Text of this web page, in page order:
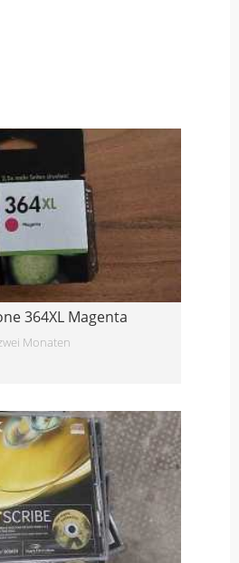
364XL Magenta
Monaten